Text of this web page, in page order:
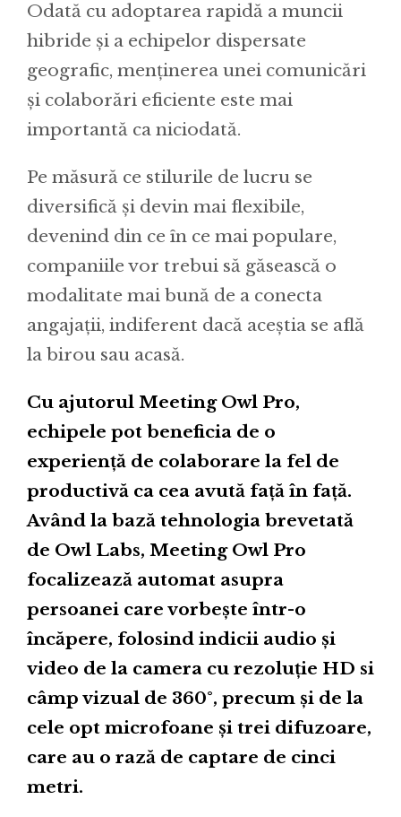
Odată cu adoptarea rapidă a muncii
hibride și a echipelor dispersate
geografic, menținerea unei comunicări
și colaborări eficiente este mai
importantă ca niciodată.
Pe măsură ce stilurile de lucru se
diversifică și devin mai flexibile,
devenind din ce în ce mai populare,
companiile vor trebui să găsească o
modalitate mai bună de a conecta
angajații, indiferent dacă aceștia se află
la birou sau acasă.
Cu ajutorul Meeting Owl Pro,
echipele pot beneficia de o
experiență de colaborare la fel de
productivă ca cea avută față în față.
Având la bază tehnologia brevetată
de Owl Labs, Meeting Owl Pro
focalizează automat asupra
persoanei care vorbește într-o
încăpere, folosind indicii audio și
video de la camera cu rezoluție HD si
câmp vizual de 360°, precum și de la
cele opt microfoane și trei difuzoare,
care au o rază de captare de cinci
metri.